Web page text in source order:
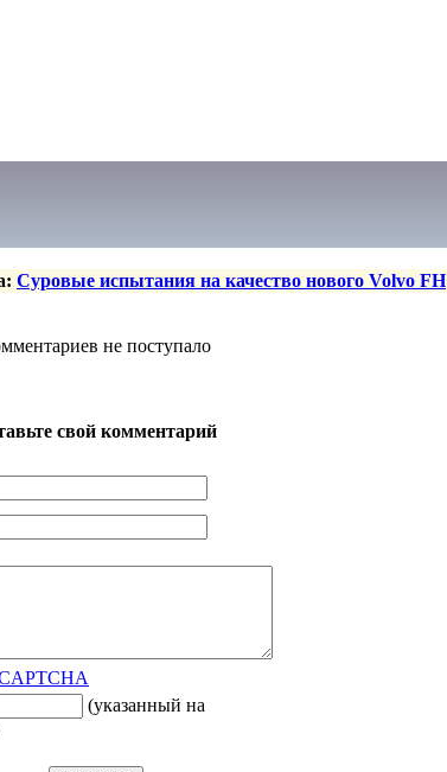
Суровые испытания на качество нового Volvo FH
не поступало
свой комментарий
(указанный на